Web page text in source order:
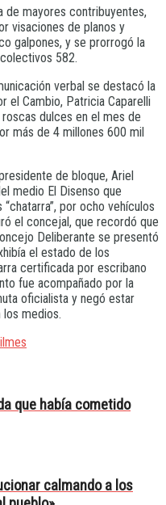
de mayores contribuyentes,
visaciones de planos y
galpones, y se prorrogó la
582.
verbal se destacó la
el Cambio, Patricia Caparelli
dulces en el mes de
más de 4 millones 600 mil
de bloque, Ariel
medio El Disenso que
por ocho vehículos
el concejal, que recordó que
Deliberante se presentó
el estado de los
certificada por escribano
fue acompañado por la
oficialista y negó estar
medios.
que había cometido
calmando a los